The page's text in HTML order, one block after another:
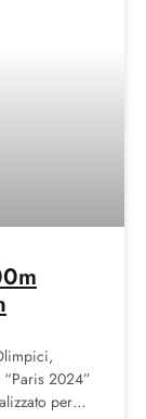
2024”
per